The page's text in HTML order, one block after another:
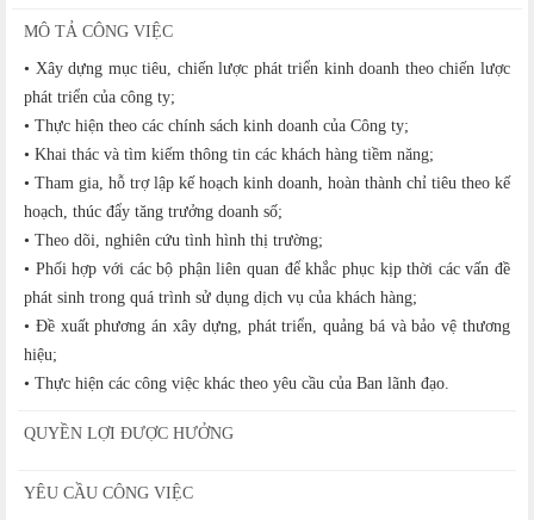
MÔ TẢ CÔNG VIỆC
• Xây dựng mục tiêu, chiến lược phát triển kinh doanh theo chiến lược
phát triển của công ty;
• Thực hiện theo các chính sách kinh doanh của Công ty;
• Khai thác và tìm kiếm thông tin các khách hàng tiềm năng;
• Tham gia, hỗ trợ lập kế hoạch kinh doanh, hoàn thành chỉ tiêu theo kế
hoạch, thúc đẩy tăng trưởng doanh số;
• Theo dõi, nghiên cứu tình hình thị trường;
• Phối hợp với các bộ phận liên quan để khắc phục kịp thời các vấn đề
phát sinh trong quá trình sử dụng dịch vụ của khách hàng;
• Đề xuất phương án xây dựng, phát triển, quảng bá và bảo vệ thương
hiệu;
• Thực hiện các công việc khác theo yêu cầu của Ban lãnh đạo.
QUYỀN LỢI ĐƯỢC HƯỞNG
YÊU CẦU CÔNG VIỆC